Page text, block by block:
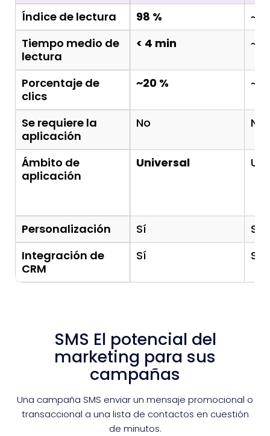
Índice de lectura
98 %
Tiempo medio de
lectura
< 4 min
Porcentaje de
clics
~20 % ~3
Se requiere la
aplicación
No No
Ámbito de
aplicación
Universal
Personalización Sí
Sí
Integración de
CRM
Sí Sí
SMS El potencial del
marketing para sus
campañas
Una campaña SMS enviar un mensaje promocional o
transaccional a una lista de contactos en cuestión
de minutos.